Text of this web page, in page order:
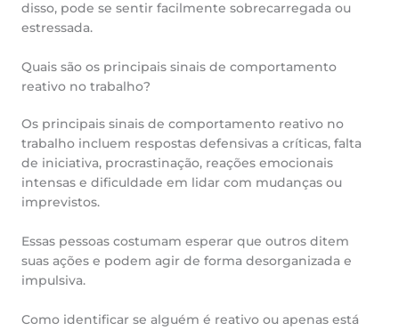
disso, pode se sentir facilmente sobrecarregada ou
estressada.
Quais são os principais sinais de comportamento
reativo no trabalho?
Os principais sinais de comportamento reativo no
trabalho incluem respostas defensivas a críticas, falta
de iniciativa, procrastinação, reações emocionais
intensas e dificuldade em lidar com mudanças ou
imprevistos.
Essas pessoas costumam esperar que outros ditem
suas ações e podem agir de forma desorganizada e
impulsiva.
Como identificar se alguém é reativo ou apenas está